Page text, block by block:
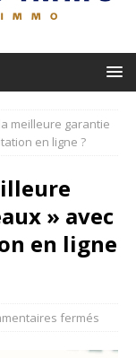
meilleure garantie
en ligne ?
» avec
en ligne
fermés